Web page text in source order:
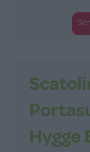
Hygge